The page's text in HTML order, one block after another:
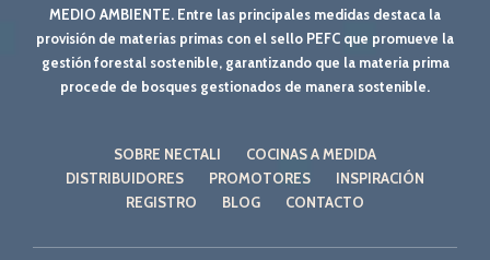
MEDIO AMBIENTE. Entre las principales medidas destaca la
provisión de materias primas con el sello PEFC que promueve la
gestión forestal sostenible, garantizando que la materia prima
procede de bosques gestionados de manera sostenible.
SOBRE NECTALI
COCINAS A MEDIDA
DISTRIBUIDORES
PROMOTORES
INSPIRACIÓN
REGISTRO
BLOG CONTACTO